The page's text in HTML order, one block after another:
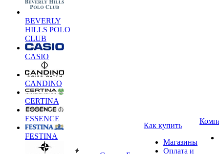
BEVERLY
HILLS POLO
CLUB
CASIO
CANDINO
CERTINA
ESSENCE
FESTINA
Как купить
Магазины
Оплата и